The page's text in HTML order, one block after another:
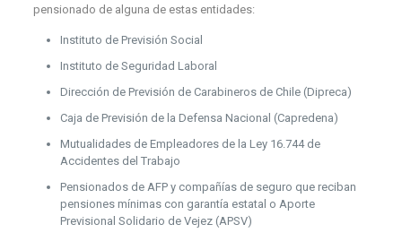
pensionado de alguna de estas entidades:
Instituto de Previsión Social
Instituto de Seguridad Laboral
Dirección de Previsión de Carabineros de Chile (Dipreca)
Caja de Previsión de la Defensa Nacional (Capredena)
Mutualidades de Empleadores de la Ley 16.744 de
Accidentes del Trabajo
Pensionados de AFP y compañías de seguro que reciban
pensiones mínimas con garantía estatal o Aporte
Previsional Solidario de Vejez (APSV)